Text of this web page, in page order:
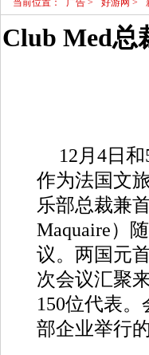
当前位置： 广告 > 好游网 >
Club Med总
12月4日
作为法国文
乐部总裁兼
Maquaire）
议。两国元
次会议汇聚
150位代表
部企业举行